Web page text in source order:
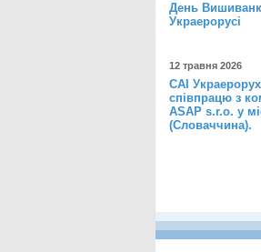
День
Украерорусі
12 травня 2026
САІ
співпрацю з
ASAP s.r.o. у
(Словаччина).